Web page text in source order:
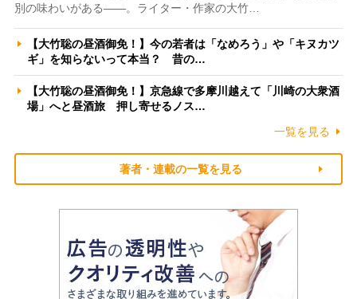
別の味わいがある――。ライター・作家の大竹…
【大竹聡の昼酒御免！】今の若者は「なめろう」や「キヌカツ
ギ」を知らないって本当？ 昔の…
【大竹聡の昼酒御免！】京急線で多摩川越えて「川崎の大衆酒
場」へと昼酒旅 押し寄せるノス…
一覧を見る
著者・連載の一覧を見る